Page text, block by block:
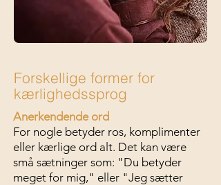
Forskellige former for
kærlighedssprog
Anerkendende ord
For nogle betyder ros, komplimenter
eller kærlige ord alt. Det kan være
små sætninger som: "Du betyder
meget for mig," eller "Jeg sætter